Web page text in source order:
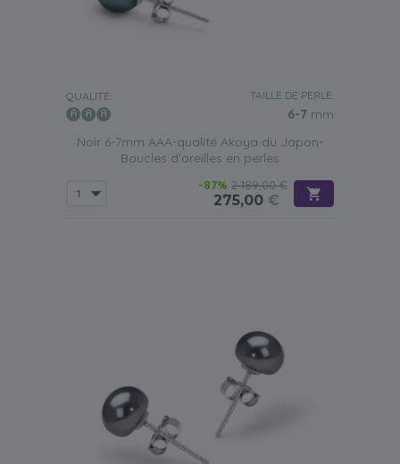
QUALITÉ: TAILLE DE PERLE:
6-7 mm
Noir 6-7mm AAA-qualité Akoya du Japon-
Boucles d'oreilles en perles
-87% 2 189,00 €
275,00 €